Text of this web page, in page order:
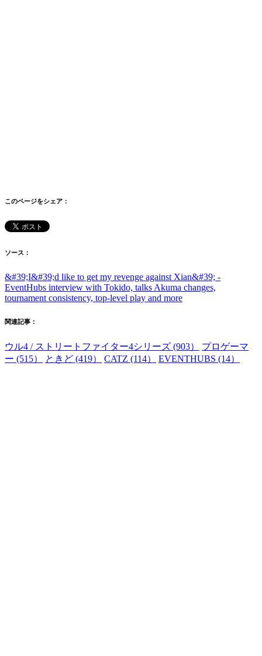
このページをシェア：
ソース：
&#39;I&#39;d like to get my revenge against Xian&#39; -
EventHubs interview with Tokido, talks Akuma changes,
tournament consistency, top-level play and more
関連記事：
ウル4 / ストリートファイター4シリーズ (903）
プロゲーマ
ー (515）
ときど (419） CATZ (114） EVENTHUBS (14）